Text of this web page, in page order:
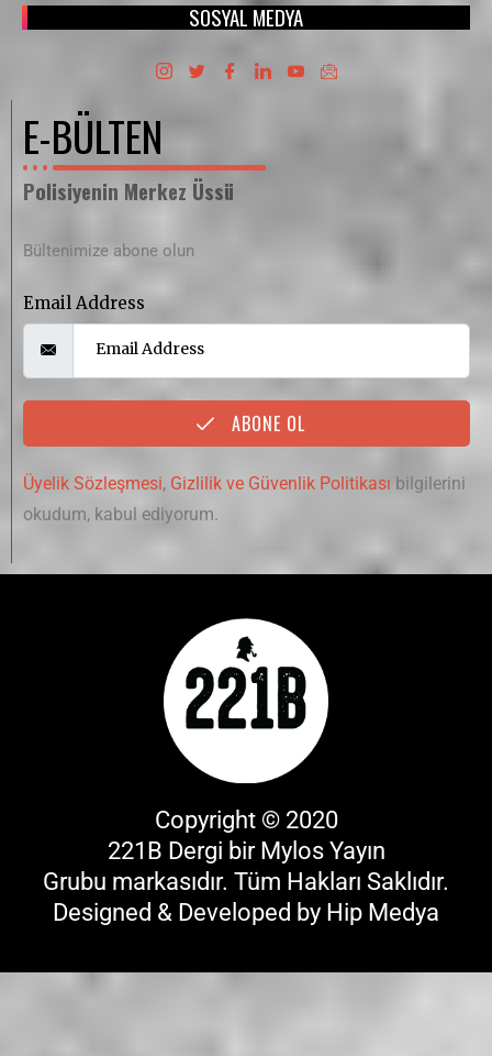
SOSYAL MEDYA
E-BÜLTEN
Polisiyenin Merkez Üssü
Bültenimize abone olun
Email Address
ABONE OL
Üyelik Sözleşmesi, Gizlilik ve Güvenlik Politikası bilgilerini
okudum, kabul ediyorum.
Copyright © 2020
221B Dergi bir Mylos Yayın
Grubu markasıdır. Tüm Hakları Saklıdır.
Designed & Developed by Hip Medya